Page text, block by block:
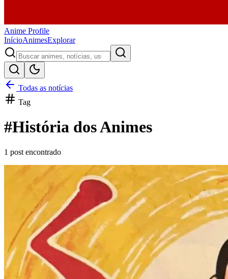
Anime Profile
InícioAnimesExplorar
Todas as notícias
Tag
#História dos Animes
1 post encontrado